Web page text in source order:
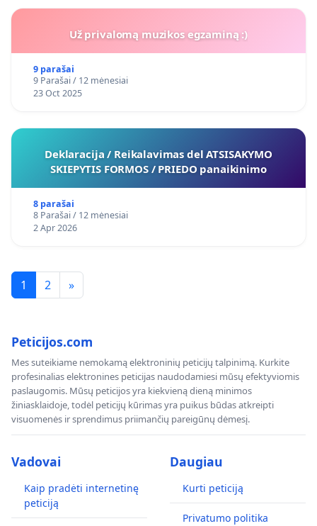
Už privalomą muzikos egzaminą :)
9 parašai
9 Parašai / 12 mėnesiai
23 Oct 2025
Deklaracija / Reikalavimas del ATSISAKYMO
SKIEPYTIS FORMOS / PRIEDO panaikinimo
8 parašai
8 Parašai / 12 mėnesiai
2 Apr 2026
1 2 »
Peticijos.com
Mes suteikiame nemokamą elektroninių peticijų talpinimą. Kurkite
profesinalias elektronines peticijas naudodamiesi mūsų efektyviomis
paslaugomis. Mūsų peticijos yra kiekvieną dieną minimos
žiniasklaidoje, todėl peticijų kūrimas yra puikus būdas atkreipti
visuomenės ir sprendimus priimančių pareigūnų dėmesį.
Vadovai
Kaip pradėti internetinę
peticiją
Daugiau
Kurti peticiją
Privatumo politika